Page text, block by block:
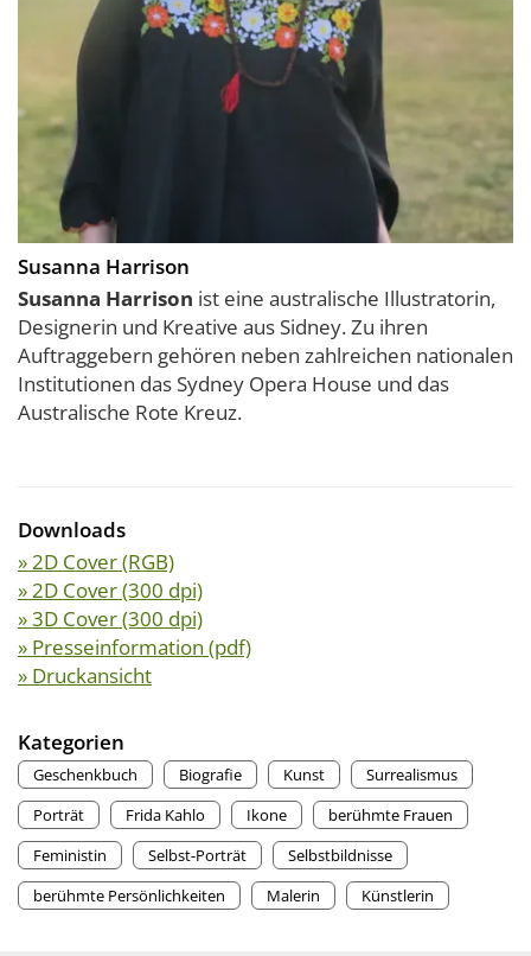
Susanna Harrison
Susanna Harrison ist eine australische Illustratorin,
Designerin und Kreative aus Sidney. Zu ihren
Auftraggebern gehören neben zahlreichen nationalen
Institutionen das Sydney Opera House und das
Australische Rote Kreuz.
Downloads
» 2D Cover (RGB)
» 2D Cover (300 dpi)
» 3D Cover (300 dpi)
» Presseinformation (pdf)
» Druckansicht
Kategorien
Geschenkbuch Biografie Kunst
Surrealismus
Porträt
Frida Kahlo Ikone
berühmte Frauen
Feministin
Selbst-Porträt
Selbstbildnisse
berühmte Persönlichkeiten
Malerin Künstlerin